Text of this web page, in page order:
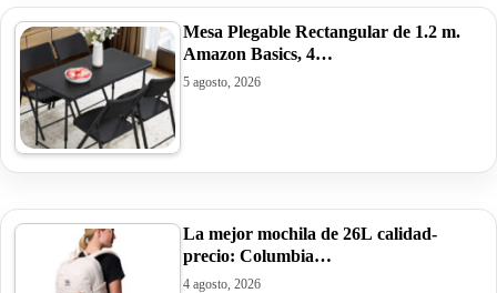
Mesa Plegable Rectangular de 1.2 m.
Amazon Basics, 4…
5 agosto, 2026
La mejor mochila de 26L calidad-
precio: Columbia…
4 agosto, 2026